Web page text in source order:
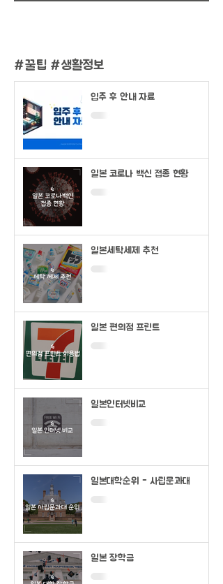
#꿀팁 #생활정보
입주 후 안내 자료
일본 코로나 백신 접종 현황
일본세탁세제 추천
일본 편의점 프린트
일본인터넷비교
일본대학순위 - 사립문과대
일본 장학금